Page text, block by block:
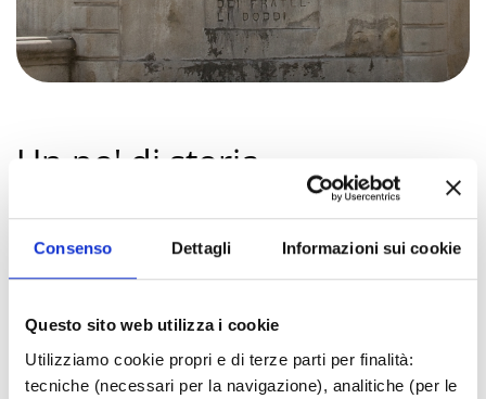
Consenso Dettagli Informazioni sui cookie
Questo sito web utilizza i cookie
Utilizziamo cookie propri e di terze parti per finalità:
tecniche (necessari per la navigazione), analitiche (per le
Un po' di storia
Talamello, addossata al Monte Pincio che la
Faggiola infeudata dal papa, per poi tornare più
Nel 1296 qui si verificò una vicenda assai rara
per queste terre, sempre caratterizzate dallo
scontro tra Malatesta e Montefeltro.Il ghibellino